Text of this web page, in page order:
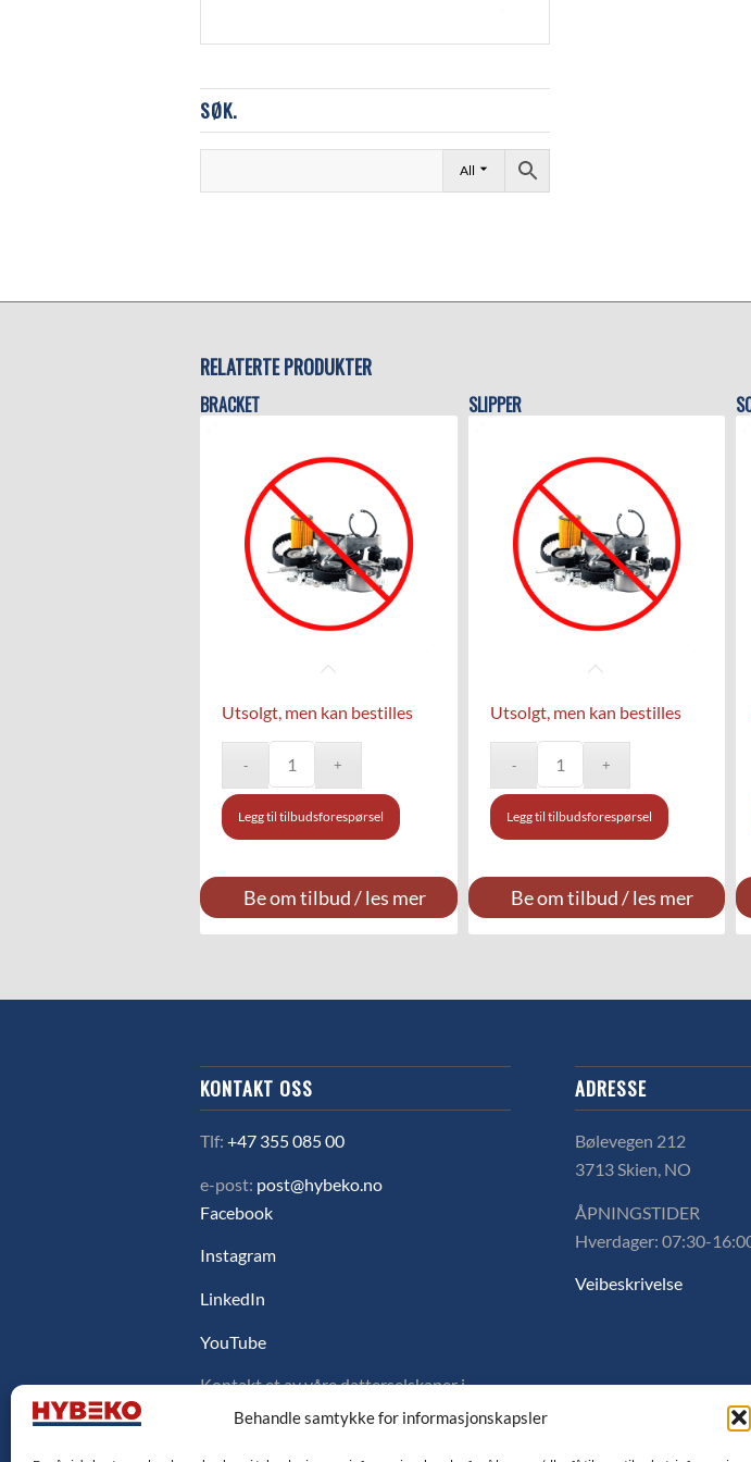
Behandle samtykke for informasjonskapsler
SØK.
All
RELATERTE PRODUKTER
BRACKET
Utsolgt, men kan bestilles
Legg til tilbudsforespørsel
Be om tilbud / les mer
SLIPPER
Utsolgt, men kan bestilles
Legg til tilbudsforespørsel
Be om tilbud / les mer
KONTAKT OSS
Tlf:+47 355 085 00
e-post: post@hybeko.no
Facebook
Instagram
LinkedIn
YouTube
Kontakt et av våre datterselskaper i
Sverige, Danmark eller Finland ved å
ADRESSE
Bølevegen 212
3713 Skien, NO
ÅPNINGSTIDER
Hverdager: 07:30-
Veibeskrivelse